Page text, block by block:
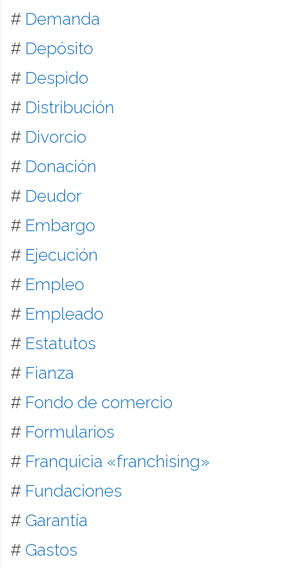
# Demanda
# Depósito
# Despido
# Distribución
# Divorcio
# Donación
# Deudor
# Embargo
# Ejecución
# Empleo
# Empleado
# Estatutos
# Fianza
# Fondo de comercio
# Formularios
# Franquicia «franchising»
# Fundaciones
# Garantía
# Gastos